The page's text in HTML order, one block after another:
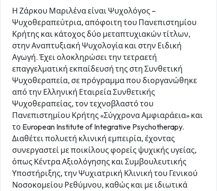
Η Ζάρκου Μαριλένα είναι Ψυχολόγος –
Ψυχοθεραπεύτρια, απόφοιτη του Πανεπιστημίου
Κρήτης και κάτοχος δύο μεταπτυχιακών τίτλων,
στην Αναπτυξιακή Ψυχολογία και στην Ειδική
Αγωγή. Έχει ολοκληρώσει την τετραετή
επαγγελματική εκπαίδευσή της στη Συνθετική
Ψυχοθεραπεία, σε πρόγραμμα που διοργανώθηκε
από την Ελληνική Εταιρεία Συνθετικής
Ψυχοθεραπείας, τον τεχνοβλαστό του
Πανεπιστημίου Κρήτης «Σύγχρονα Αμφιαράεια» και
το European Institute of Integrative Psychotherapy.
Διαθέτει πολυετή κλινική εμπειρία, έχοντας
συνεργαστεί με ποικίλους φορείς ψυχικής υγείας,
όπως Κέντρα Αξιολόγησης και Συμβουλευτικής
Υποστήριξης, την Ψυχιατρική Κλινική του Γενικού
Νοσοκομείου Ρεθύμνου, καθώς και με ιδιωτικά